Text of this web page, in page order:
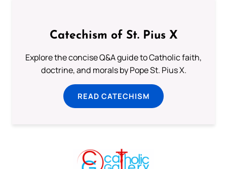
Catechism of St. Pius X
Explore the concise Q&A guide to Catholic faith,
doctrine, and morals by Pope St. Pius X.
READ CATECHISM